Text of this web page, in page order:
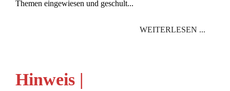
Themen eingewiesen und geschult...
WEITERLESEN ...
Hinweis |